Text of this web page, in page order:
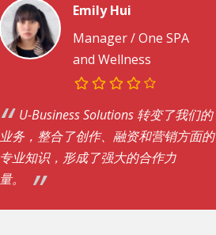
Emily Hui
Manager / One SPA
and Wellness
U-Business Solutions 转变了我们的
业务，整合了创作、融资和营销方面的
专业知识，形成了强大的合作力
量。